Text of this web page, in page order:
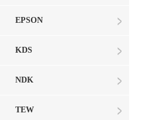
EPSON
KDS
NDK
TEW